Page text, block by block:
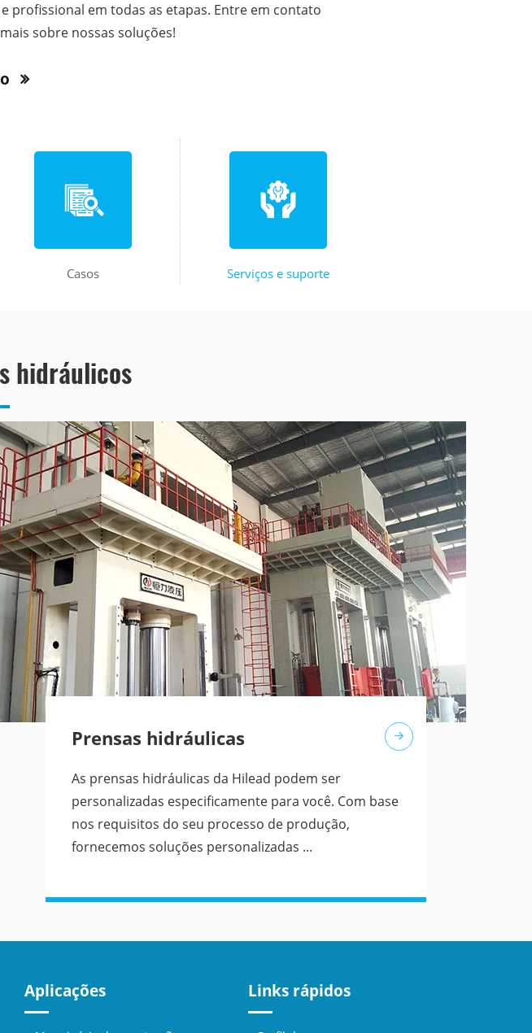
profissional em todas as etapas. Entre em contato
sobre nossas soluções!
Casos Serviços e suporte
hidráulicos
Prensas hidráulicas
As prensas hidráulicas da Hilead podem ser
personalizadas especificamente para você. Com base
nos requisitos do seu processo de produção,
fornecemos soluções personalizadas ...
Aplicações Links rápidos